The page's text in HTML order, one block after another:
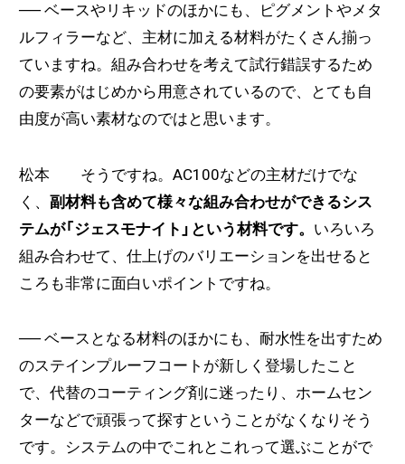
──ベースやリキッドのほかにも、ピグメントやメタ
ルフィラーなど、主材に加える材料がたくさん揃っ
ていますね。組み合わせを考えて試行錯誤するため
の要素がはじめから用意されているので、とても自
由度が高い素材なのではと思います。
松本 そうですね。AC100などの主材だけでな
く、 副材料も含めて様々な組み合わせができるシス
テムが「ジェスモナイト」という材料です。 いろいろ
組み合わせて、仕上げのバリエーションを出せると
ころも非常に面白いポイントですね。
── ベースとなる材料のほかにも 、耐水性を出すため
のステインプルーフコートが新しく登場したこと
で、代替のコーティング剤に迷ったり、ホームセン
ターなどで頑張って探すということがなくなりそう
です。システムの中でこれとこれって選ぶことがで